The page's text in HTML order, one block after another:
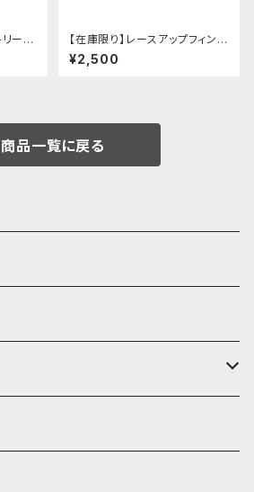
ーチ
【在庫限り】レースアップフィンガ
ーレスカバー(パンクチャイナ)
¥2,500
商品一覧に戻る